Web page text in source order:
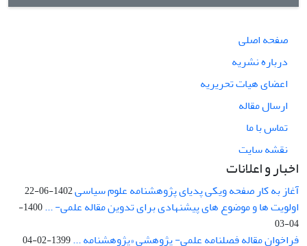
صفحه اصلی
درباره نشریه
اعضای هیات تحریریه
ارسال مقاله
تماس با ما
نقشه سایت
اخبار و اعلانات
آغاز به کار صفحه ویکی پدیای پژوهشنامه علوم سیاسی1402-06-22
اولویت ها و موضوع های پیشنهادی برای تدوین مقاله علمی- ...
1400-
04-03
فراخوان مقاله فصلنامه علمی- پژوهشی «پژوهشنامه ...1399-02-04